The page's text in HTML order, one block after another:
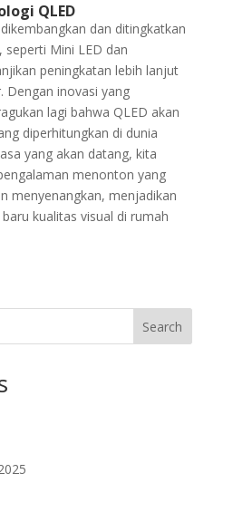
QLED
dan ditingkatkan
Mini LED dan
peningkatan lebih lanjut
Dengan inovasi yang
lagi bahwa QLED akan
diperhitungkan di dunia
yang akan datang, kita
menonton yang
menyenangkan, menjadikan
kualitas visual di rumah
Search